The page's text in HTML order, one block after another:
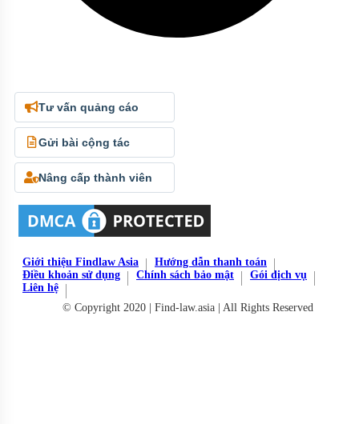
Tư vấn quảng cáo
Gửi bài cộng tác
Nâng cấp thành viên
Giới thiệu Findlaw Asia
Hướng dẫn thanh toán
Điều khoản sử dụng
Chính sách bảo mật
Gói dịch vụ
Liên hệ
© Copyright 2020 | Find-law.asia | All Rights Reserved